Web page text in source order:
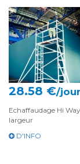
28.58 €/jour
Echaffaudage Hi
largeur
D'INFO